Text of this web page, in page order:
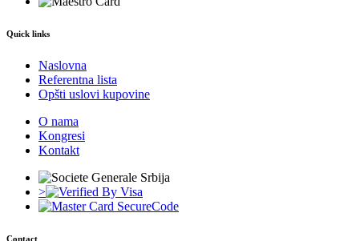
Quick links
Naslovna
Referentna lista
Opšti uslovi kupovine
O nama
Kongresi
Kontakt
>
Contact